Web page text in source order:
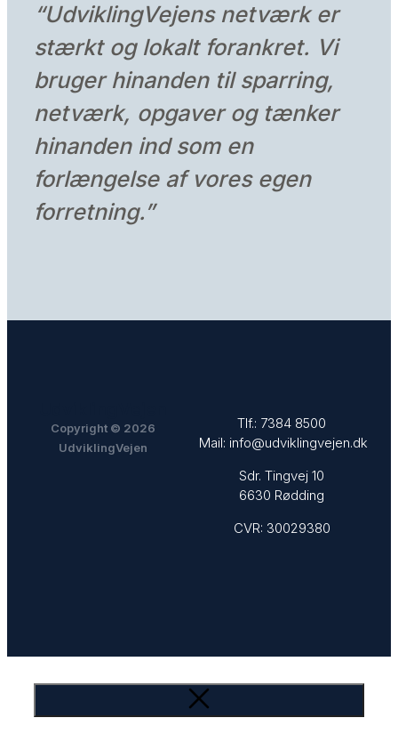
“UdviklingVejens netværk er
stærkt og lokalt forankret. Vi
bruger hinanden til sparring,
netværk, opgaver og tænker
hinanden ind som en
forlængelse af vores egen
forretning.”
Copyright © 2026
UdviklingVejen
Tlf.: 7384 8500
Mail: info@udviklingvejen.dk
Sdr. Tingvej 10
6630 Rødding
CVR: 30029380